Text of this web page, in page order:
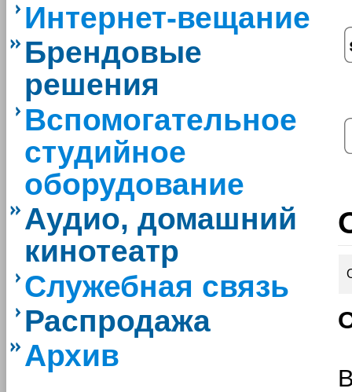
Интернет-вещание
Брендовые
решения
Вспомогательное
студийное
оборудование
Аудио, домашний
кинотеатр
Служебная связь
Распродажа
Архив